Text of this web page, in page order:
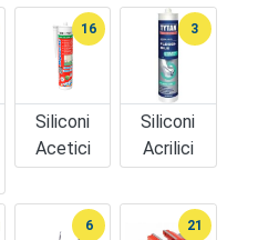
Siliconi
Acetici
16
Siliconi
Acrilici
3
6 21